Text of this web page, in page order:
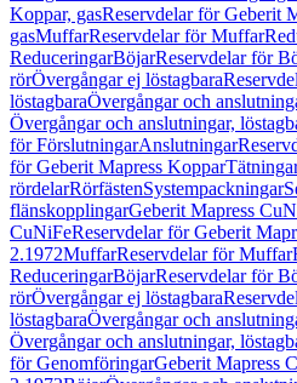
Koppar, gasReservdelar för Geberit
gasMuffarReservdelar för Muffar
ReduceringarBöjarReservdelar för
rörÖvergångar ej löstagbara
löstagbaraÖvergångar och
Övergångar och anslutningar,
för FörslutningarAnslutningar
för Geberit Mapress Koppar
rördelarRörfästenSystempackningar
flänskopplingarGeberit Mapress
CuNiFeReservdelar för Geberit
2.1972MuffarReservdelar för Muffar
ReduceringarBöjarReservdelar för
rörÖvergångar ej löstagbara
löstagbaraÖvergångar och
Övergångar och anslutningar,
för GenomföringarGeberit Mapress